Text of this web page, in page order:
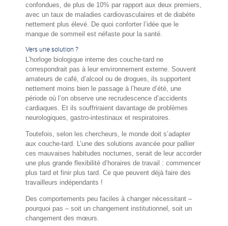
confondues, de plus de 10% par rapport aux deux premiers,
avec un taux de maladies cardiovasculaires et de diabète
nettement plus élevé. De quoi conforter l’idée que le
manque de sommeil est néfaste pour la santé.
Vers une solution ?
L’horloge biologique interne des couche-tard ne
correspondrait pas à leur environnement externe. Souvent
amateurs de café, d’alcool ou de drogues, ils supportent
nettement moins bien le passage à l’heure d’été, une
période où l’on observe une recrudescence d’accidents
cardiaques. Et ils souffriraient davantage de problèmes
neurologiques, gastro-intestinaux et respiratoires.
Toutefois, selon les chercheurs, le monde doit s’adapter
aux couche-tard. L’une des solutions avancée pour pallier
ces mauvaises habitudes nocturnes, serait de leur accorder
une plus grande flexibilité d’horaires de travail : commencer
plus tard et finir plus tard. Ce que peuvent déjà faire des
travailleurs indépendants !
Des comportements peu faciles à changer nécessitant –
pourquoi pas – soit un changement institutionnel, soit un
changement des mœurs.